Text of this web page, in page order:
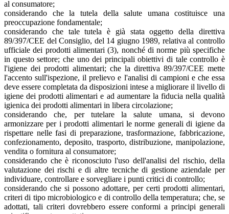
al consumatore;
considerando che la tutela della salute umana costituisce una
preoccupazione fondamentale;
considerando che tale tutela è già stata oggetto della direttiva
89/397/CEE del Consiglio, del 14 giugno 1989, relativa al controllo
ufficiale dei prodotti alimentari (3), nonché di norme più specifiche
in questo settore; che uno dei principali obiettivi di tale controllo è
l'igiene dei prodotti alimentari; che la direttiva 89/397/CEE mette
l'accento sull'ispezione, il prelievo e l'analisi di campioni e che essa
deve essere completata da disposizioni intese a migliorare il livello di
igiene dei prodotti alimentari e ad aumentare la fiducia nella qualità
igienica dei prodotti alimentari in libera circolazione;
considerando che, per tutelare la salute umana, si devono
armonizzare per i prodotti alimentari le norme generali di igiene da
rispettare nelle fasi di preparazione, trasformazione, fabbricazione,
confezionamento, deposito, trasporto, distribuzione, manipolazione,
vendita o fornitura al consumatore;
considerando che è riconosciuto l'uso dell'analisi del rischio, della
valutazione dei rischi e di altre tecniche di gestione aziendale per
individuare, controllare e sorvegliare i punti critici di controllo;
considerando che si possono adottare, per certi prodotti alimentari,
criteri di tipo microbiologico e di controllo della temperatura; che, se
adottati, tali criteri dovrebbero essere conformi a principi generali